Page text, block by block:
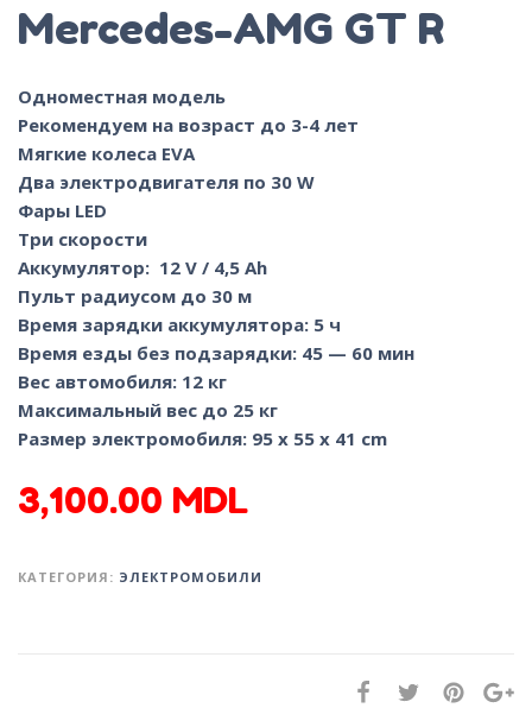
Mercedes-AMG GT R
Одноместная модель
Рекомендуем на возраст до 3-4 лет
Мягкие колеса EVA
Два электродвигателя по 30 W
Фары LED
Три скорости
Аккумулятор: 12 V / 4,5 Ah
Пульт радиусом до 30 м
Время зарядки аккумулятора: 5 ч
Время езды без подзарядки: 45 — 60 мин
Вес автомобиля: 12 кг
Максимальный вес до 25 кг
Размер электромобиля: 95 x 55 x 41 сm
3,100.00 MDL
КАТЕГОРИЯ: ЭЛЕКТРОМОБИЛИ